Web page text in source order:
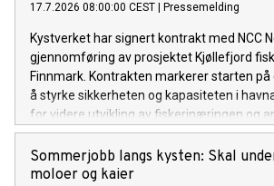
17.7.2026 08:00:00 CEST Pressemelding
Kystverket har signert kontrakt med NCC
gjennomføring av prosjektet Kjøllefjord
Finnmark. Kontrakten markerer starten
å styrke sikkerheten og kapasiteten i
for videre utvikling av fiskerinæringen og
næringsaktivitet i området.
Sommerjobb langs kysten: Skal
moloer og kaier